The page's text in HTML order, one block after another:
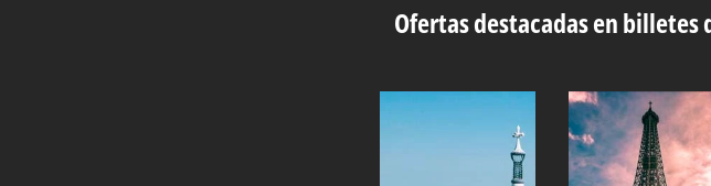
Ofertas destacadas en billetes